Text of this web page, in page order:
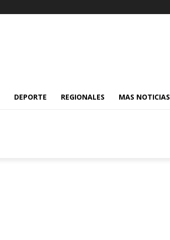
DEPORTE REGIONALES MAS NOTICIAS